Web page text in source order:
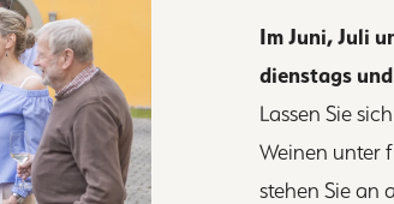
Im Juni, Juli
dienstags
Lassen Sie
Weinen unter
stehen Sie an
werden.
10% Sonderrabatt.